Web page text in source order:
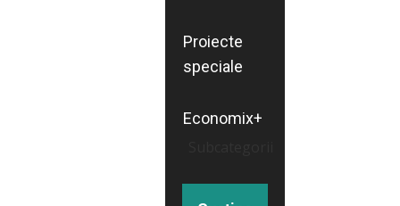
Proiecte
speciale
Economix+